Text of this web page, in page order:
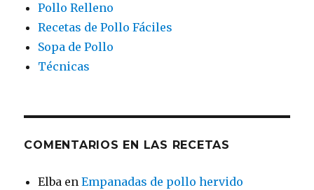
Pollo Relleno
Recetas de Pollo Fáciles
Sopa de Pollo
Técnicas
COMENTARIOS EN LAS RECETAS
Elba enEmpanadas de pollo hervido